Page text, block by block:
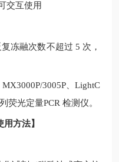
交互使用
冻融次数不超过 5 次，
MX3000P/3005P、LightC
荧光定量PCR 检测仪。
用方法】